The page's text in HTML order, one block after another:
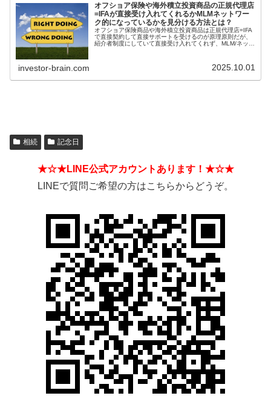
オフショア保険や海外積立投資商品の正規代理店
=IFAが直接受け入れてくれるかMLMネットワー
ク的になっているかを見分ける方法とは？
オフショア保険商品や海外積立投資商品は正規代理店=IFA
で直接契約して直接サポートを受けるのが原理原則だが、
紹介者制度にしていて直接受け入れてくれず、MLM/ネット
investor-brain.com 2025.10.01
相続 記念日
★☆★LINE公式アカウントあります！★☆★
LINEで質問ご希望の方はこちらからどうぞ。